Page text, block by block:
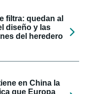
filtra: quedan al
diseño y las
del heredero
en China la
que Europa